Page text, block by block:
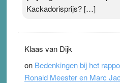
Kackadorisprijs? […]
Klaas van Dijk
on Bedenkingen bij het
Ronald Meester en Marc